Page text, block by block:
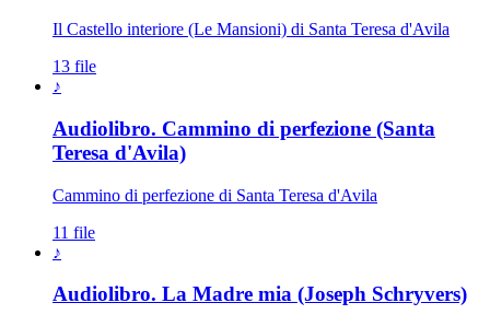
Il Castello interiore (Le Mansioni) di Santa Teresa d'Avila
13 file
♪
Audiolibro. Cammino di perfezione (Santa
Teresa d'Avila)
Cammino di perfezione di Santa Teresa d'Avila
11 file
♪
Audiolibro. La Madre mia (Joseph Schryvers)